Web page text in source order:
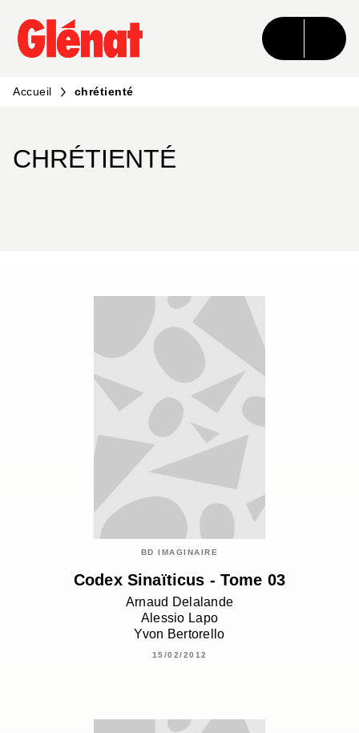
MENU RECHERCHE CONTENU
PIED DE PAGE
Accueil chrétienté
CHRÉTIENTÉ
BD IMAGINAIRE
Codex Sinaïticus - Tome 03
Arnaud Delalande
Alessio Lapo
Yvon Bertorello
15/02/2012